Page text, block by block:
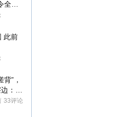
面
严厉
此前
”，
：视
管理
33评论